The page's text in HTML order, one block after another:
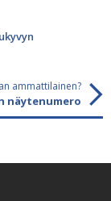
ammattilainen?
näytenumero